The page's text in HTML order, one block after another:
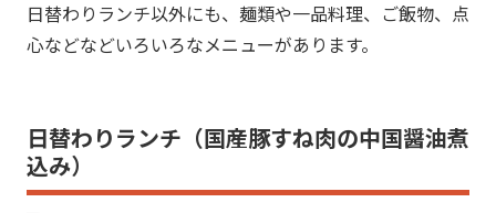
日替わりランチ以外にも、麺類や一品料理、ご飯物、点
心などなどいろいろなメニューがあります。
日替わりランチ（国産豚すね肉の中国醤油煮
込み）